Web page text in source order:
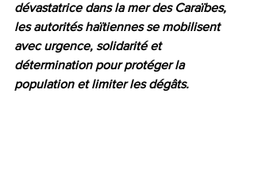
dévastatrice dans la mer des Caraïbes,
les autorités haïtiennes se mobilisent
avec urgence, solidarité et
détermination pour protéger la
population et limiter les dégâts.